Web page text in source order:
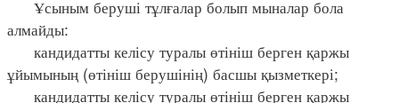
Ұсыным беруші тұлғалар болып мыналар бола
алмайды:
кандидатты келісу туралы өтініш берген қаржы
ұйымының (өтініш берушінің) басшы қызметкері;
кандидатты келісу туралы өтініш берген қаржы